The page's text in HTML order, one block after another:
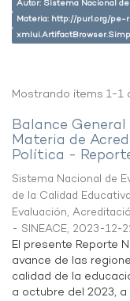
Autor: Sistema Nacional
Materia: http://purl.org/pe-
Mostrando ítems 1-1
Balance
Materia de
Política -
Sistema Nacional de
de la Calidad
Evaluación,
- SINEACE, 2023-12-
El presente Reporte
avance de las
calidad de la
a octubre del 2023, a